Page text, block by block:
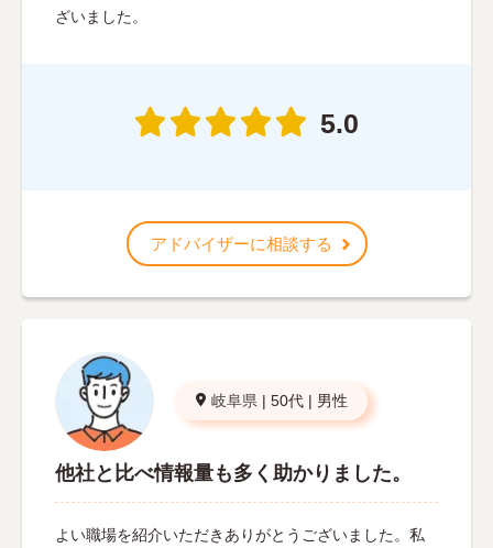
ざいました。
5.0
アドバイザーに相談する
岐阜県 | 50代 | 男性
他社と比べ情報量も多く助かりました。
よい職場を紹介いただきありがとうございました。私